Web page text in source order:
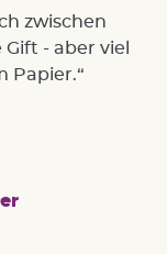
zwischen
- aber viel
Papier.“